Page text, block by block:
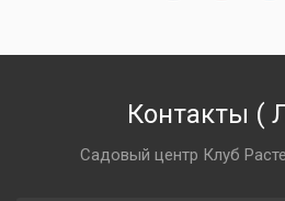
Контакты (
Садовый центр Клуб